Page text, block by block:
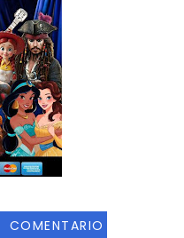
COMENTARIO